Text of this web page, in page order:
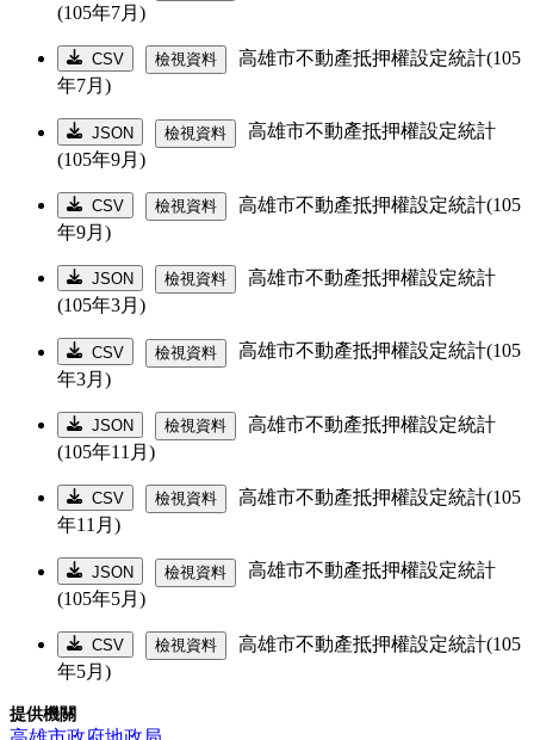
(105年7月)
CSV 檢視資料
高雄市不動產抵押權設定統計(105
年7月)
JSON 檢視資料
高雄市不動產抵押權設定統計
(105年9月)
CSV 檢視資料
高雄市不動產抵押權設定統計(105
年9月)
JSON 檢視資料
高雄市不動產抵押權設定統計
(105年3月)
CSV 檢視資料
高雄市不動產抵押權設定統計(105
年3月)
JSON 檢視資料
高雄市不動產抵押權設定統計
(105年11月)
CSV 檢視資料
高雄市不動產抵押權設定統計(105
年11月)
JSON 檢視資料
高雄市不動產抵押權設定統計
(105年5月)
CSV 檢視資料
高雄市不動產抵押權設定統計(105
年5月)
提供機關